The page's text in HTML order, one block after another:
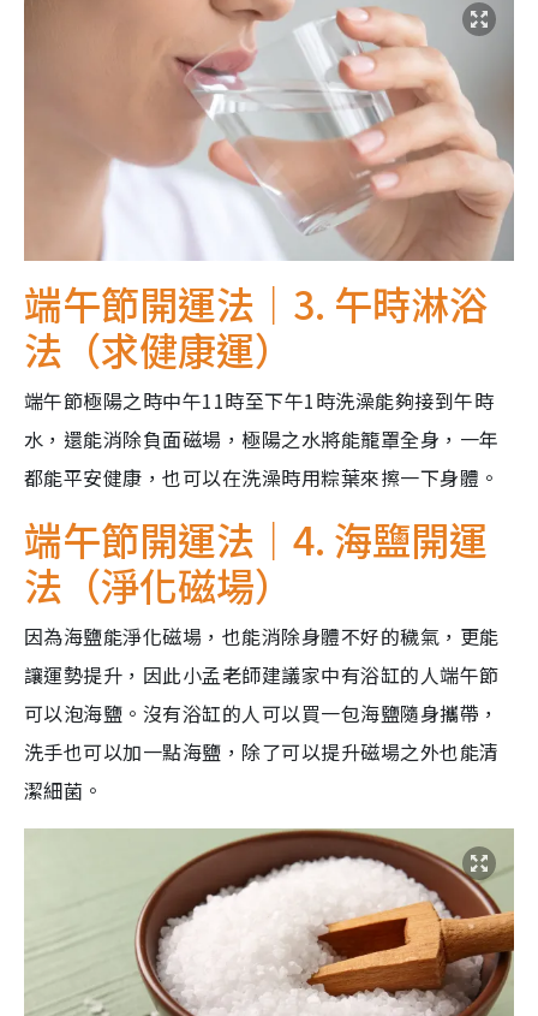
端午節開運法｜3. 午時淋浴
法（求健康運）
端午節極陽之時中午11時至下午1時洗澡能夠接到午時
水，還能消除負面磁場，極陽之水將能籠罩全身，一年
都能平安健康，也可以在洗澡時用粽葉來擦一下身體。
端午節開運法｜4. 海鹽開運
法（淨化磁場）
因為海鹽能淨化磁場，也能消除身體不好的穢氣，更能
讓運勢提升，因此小孟老師建議家中有浴缸的人端午節
可以泡海鹽。沒有浴缸的人可以買一包海鹽隨身攜帶，
洗手也可以加一點海鹽，除了可以提升磁場之外也能清
潔細菌。